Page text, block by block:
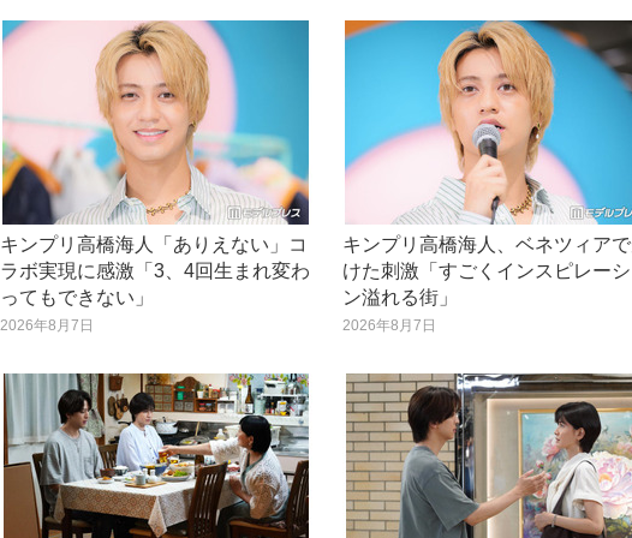
キンプリ高橋海人「ありえない」コ
ラボ実現に感激「3、4回生まれ変わ
ってもできない」
2026年8月7日
キンプリ高橋海人、ベネツィア
けた刺激「すごくインスピレー
ン溢れる街」
2026年8月7日